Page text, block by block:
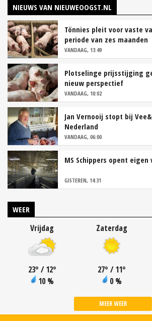
NIEUWS VAN NIEUWEOOGST.NL
Tönnies pleit voor vaste
periode van zes maanden
VANDAAG, 13:49
Plotselinge prijsstijging
nieuw perspectief
VANDAAG, 10:02
Jan Vernooij stopt bij
Nederland
VANDAAG, 06:00
MS Schippers opent
GISTEREN, 14:31
WEER
Vrijdag
23° / 12°
10 %
Zaterdag
27° / 11°
0 %
MEER WEER